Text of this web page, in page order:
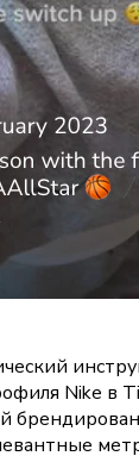
Nike в